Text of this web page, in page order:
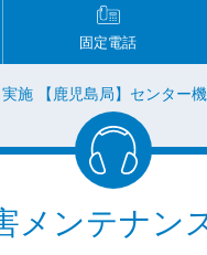
固定電話
施 【鹿児島局】センター
メンテナン